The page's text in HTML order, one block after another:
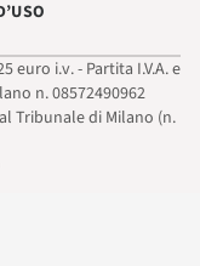
euro i.v. - Partita I.V.A. e
n. 08572490962
Tribunale di Milano (n.